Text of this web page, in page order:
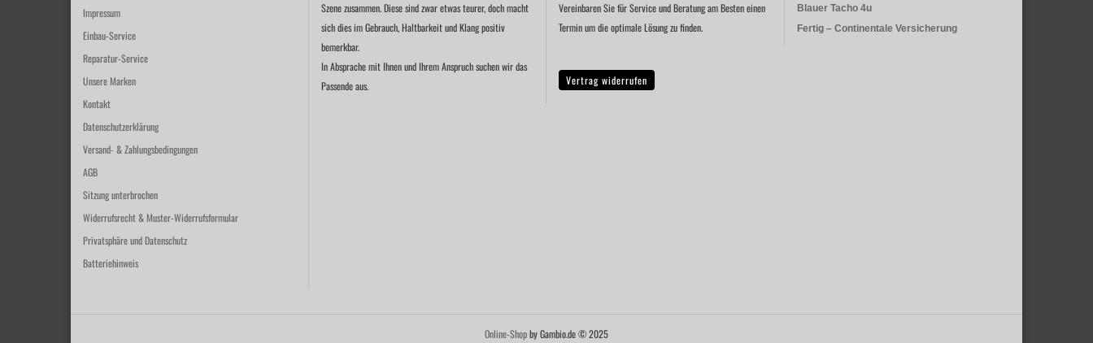
Impressum
Einbau-Service
Reparatur-Service
Unsere Marken
Kontakt
Datenschutzerklärung
Versand- & Zahlungsbedingungen
AGB
Sitzung unterbrochen
Widerrufsrecht & Muster-Widerrufsformular
Privatsphäre und Datenschutz
Batteriehinweis
Szene zusammen. Diese sind zwar etwas teurer, doch macht
sich dies im Gebrauch, Haltbarkeit und Klang positiv
bemerkbar.
In Absprache mit Ihnen und Ihrem Anspruch suchen wir das
Passende aus.
Vereinbaren Sie für Service und Beratung am Besten einen
Termin um die optimale Lösung zu finden.
Blauer Tacho 4u
Fertig – Continentale Versicherung
Vertrag widerrufen
Online-Shopby Gambio.de © 2025